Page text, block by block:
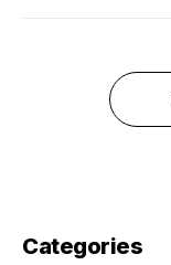
Categories